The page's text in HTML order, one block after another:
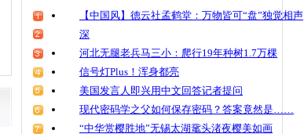
【中国风】德云社孟鹤堂：万物皆可“盘”独觉相声
深
河北无腿老兵马三小：爬行19年种树1.7万棵
信号灯Plus！浑身都亮
美国发言人即兴用中文回答记者提问
现代密码学之父如何保存密码？答案竟然是……
“中华赏樱胜地”无锡太湖鼋头渚夜樱美如画